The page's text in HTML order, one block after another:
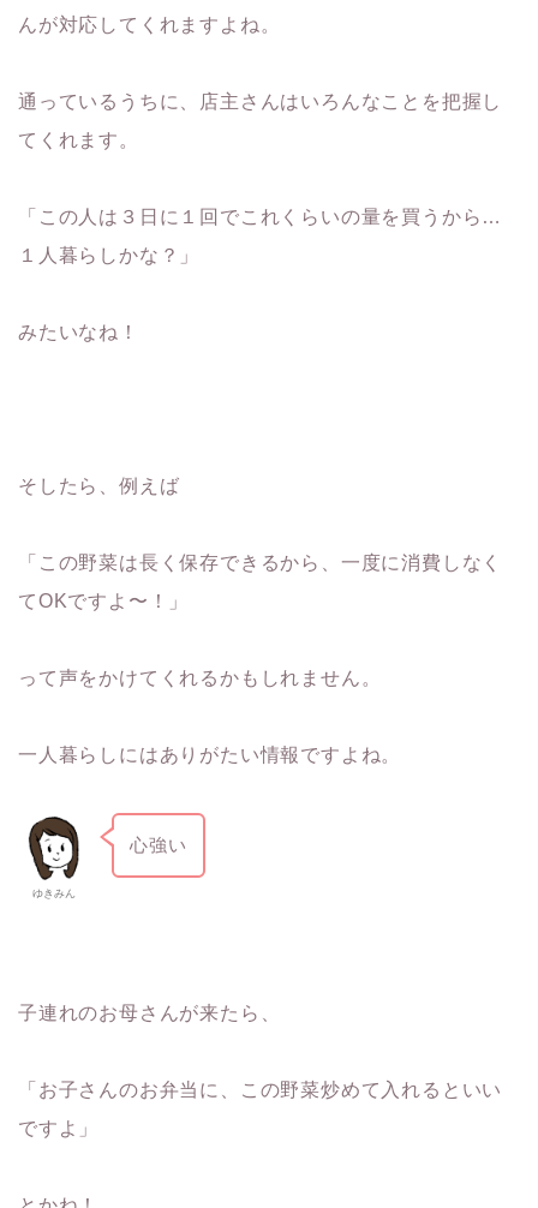
んが対応してくれますよね。
通っているうちに、店主さんはいろんなことを把握し
てくれます。
「この人は３日に１回でこれくらいの量を買うから…
１人暮らしかな？」
みたいなね！
そしたら、例えば
「この野菜は長く保存できるから、一度に消費しなく
てOKですよ〜！」
って声をかけてくれるかもしれません。
一人暮らしにはありがたい情報ですよね。
ゆきみん
心強い
子連れのお母さんが来たら、
「お子さんのお弁当に、この野菜炒めて入れるといい
ですよ」